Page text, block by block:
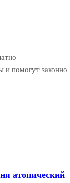
и помогут законно
атопический